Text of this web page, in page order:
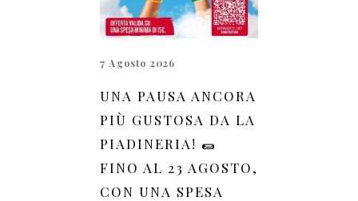
7 Agosto 2026
UNA PAUSA ANCORA
PIÙ GUSTOSA DA LA
PIADINERIA! 🌯
FINO AL 23 AGOSTO,
CON UNA SPESA